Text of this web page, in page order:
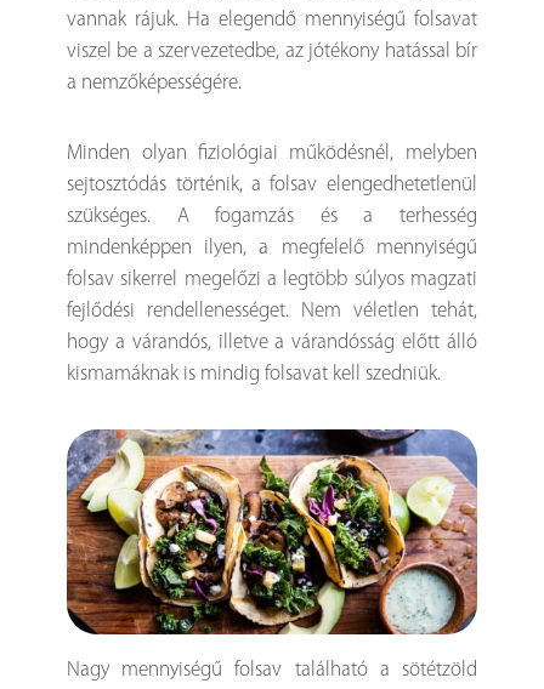
vannak rájuk. Ha elegendő mennyiségű folsavat
viszel be a szervezetedbe, az jótékony hatással bír
a nemzőképességére.
Minden olyan fiziológiai működésnél, melyben
sejtosztódás történik, a folsav elengedhetetlenül
szükséges. A fogamzás és a terhesség
mindenképpen ilyen, a megfelelő mennyiségű
folsav sikerrel megelőzi a legtöbb súlyos magzati
fejlődési rendellenességet. Nem véletlen tehát,
hogy a várandós, illetve a várandósság előtt álló
kismamáknak is mindig folsavat kell szedniük.
Nagy mennyiségű folsav található a sötétzöld